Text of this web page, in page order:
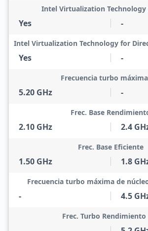
Yes
Intel Virtualization Technology
-
Yes -
5.20 GHz
Frecuencia turbo máxima
-
2.10 GHz
Frec. Base
2.4
1.50 GHz
Frec. Base Eficiente
1.8
-
Frecuencia turbo máxima de
4.5
Frec. Turbo Rendimiento